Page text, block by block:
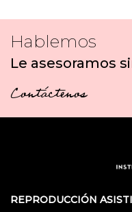
Hablemos
Le asesoramos
Contáctenos
REPRODUCCIÓN